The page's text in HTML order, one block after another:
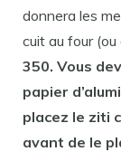
donnera les
cuit au four
350. Vous
papier
placez le ziti
avant de le